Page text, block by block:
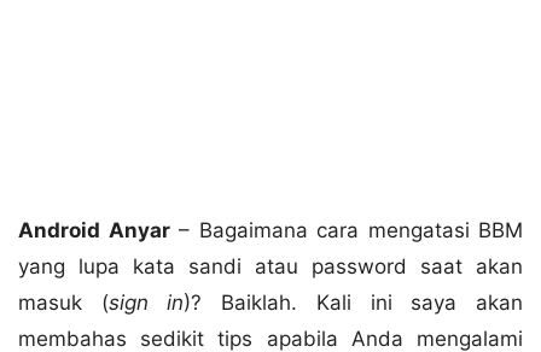
Android Anyar– Bagaimana cara mengatasi BBM
yang lupa kata sandi atau password saat akan
masuk (sign in)? Baiklah. Kali ini saya akan
membahas sedikit tips apabila Anda mengalami